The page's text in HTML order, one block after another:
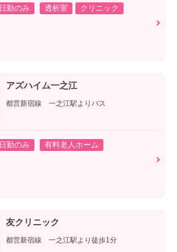
日勤のみ 透析室
クリニック
アズハイム一之江
都営新宿線 一之江駅よりバス
日勤のみ
有料老人ホーム
友クリニック
都営新宿線 一之江駅より徒歩1分